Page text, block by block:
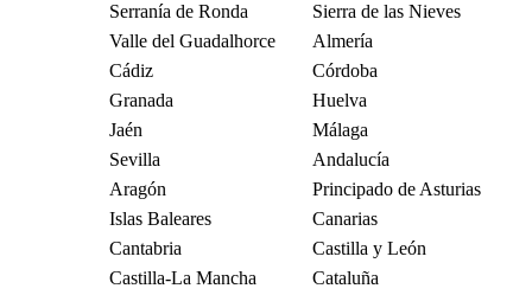
Serranía de Ronda
Sierra de las Nieves
Valle del Guadalhorce
Almería
Cádiz
Córdoba
Granada
Huelva
Jaén
Málaga
Sevilla
Andalucía
Aragón
Principado de Asturias
Islas Baleares
Canarias
Cantabria
Castilla y León
Castilla-La Mancha
Cataluña